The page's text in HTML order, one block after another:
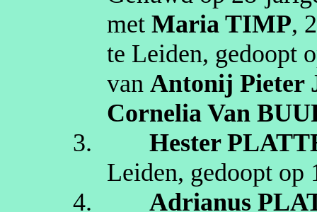
metMaria TIMP,
te Leiden, gedoopt
vanAntonij Pieter
Cornelia Van
3.
Hester
Leiden, gedoopt op
4.
Adrianus